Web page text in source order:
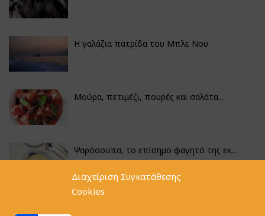
Διαχείριση Συγκατάθεσης
Cookies
Η γαλάζια πατρίδα του Μπλε Νου
Μούρα, πετιμέζι, πουρές και σαλάτα...
Ψαρόσουπα, το επίσημο φαγητό της εκ...